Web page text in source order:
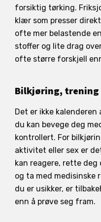
forsiktig tørking.
klær som presser
ofte mer belastende
stoffer og lite drag
ofte større forskjell
Bilkjøring, trening
Det er ikke kalenderen
du kan bevege deg
kontrollert. For
aktivitet eller sex er
kan reagere, rette deg
og ta med medisinske
du er usikker, er
enn å prøve seg fram.